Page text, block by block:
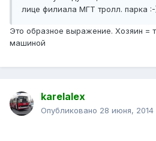
лице филиала МГТ тролл. парка :-
Это образное выражение. Хозяин =
машиной
karelalex
Опубликовано 28 июня, 2014